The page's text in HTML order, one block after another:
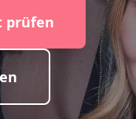
prüfen